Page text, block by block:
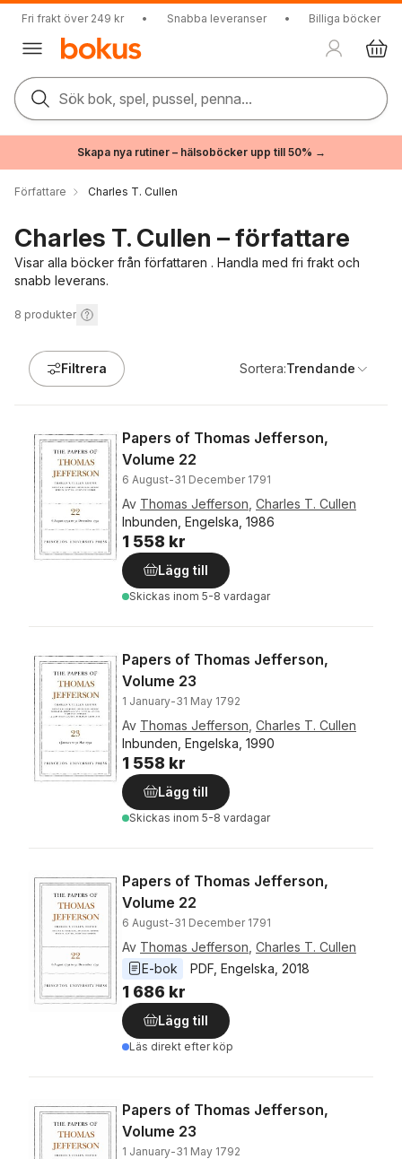
Fri frakt över 249 kr • Snabba leveranser • Billiga böcker
Sök bok, spel, pussel, penna...
Skapa nya rutiner – hälsoböcker upp till 50% →
Författare Charles T. Cullen
Charles T. Cullen – författare
Visar alla böcker från författaren . Handla med fri frakt och
snabb leverans.
8 produkter
Filtrera Sortera:Trendande
Papers of Thomas Jefferson,
Volume 22
6 August-31 December 1791
Av Thomas Jefferson Charles T. Cullen
Inbunden, Engelska, 1986
1 558 kr
Lägg till
Skickas inom 5-8 vardagar
Papers of Thomas Jefferson,
Volume 23
1 January-31 May 1792
Av Thomas Jefferson Charles T. Cullen
Inbunden, Engelska, 1990
1 558 kr
Lägg till
Skickas inom 5-8 vardagar
Papers of Thomas Jefferson,
Volume 22
6 August-31 December 1791
Av Thomas Jefferson Charles T. Cullen
E-bok
PDF Engelska 2018
1 686 kr
Lägg till
Läs direkt efter köp
Papers of Thomas Jefferson,
Volume 23
1 January-31 May 1792